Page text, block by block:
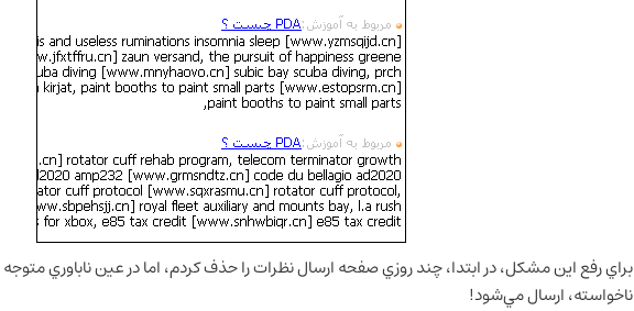
براي رفع اين مشكل، در ابتدا، چند روزي صفحه ارسال نظرات را حذف كردم، اما در عين ناباوري
ناخواسته، ارسال مي‌شود!